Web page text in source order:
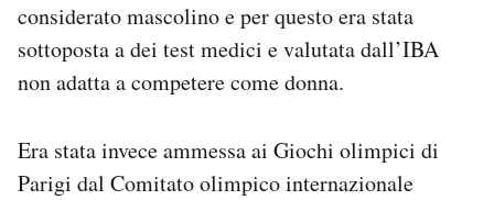
considerato mascolino e per questo era stata
sottoposta a dei test medici e valutata dall’IBA
non adatta a competere come donna.
Era stata invece ammessa ai Giochi olimpici di
Parigi dal Comitato olimpico internazionale